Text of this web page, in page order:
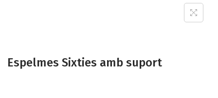
Espelmes Sixties amb suport